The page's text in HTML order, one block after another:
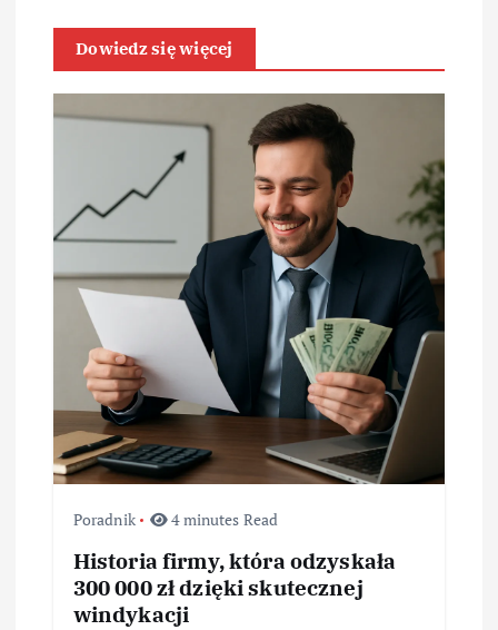
w
p
u
Dowiedz się więcej
Poradnik 4 minutes Read
Historia firmy, która odzyskała
300 000 zł dzięki skutecznej
windykacji